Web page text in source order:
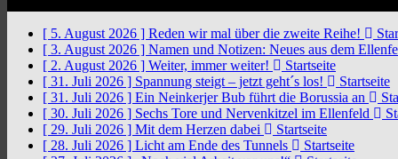
[ 5. August 2026 ] Reden wir mal über die zweite Reihe!
[ 3. August 2026 ] Namen und Notizen: Neues aus dem
[ 2. August 2026 ] Weiter, immer weiter!
Startseite
[ 31. Juli 2026 ] Spannung steigt – jetzt geht´s los!
Startseite
[ 31. Juli 2026 ] Ein Neinkerjer Bub führt die Borussia an
[ 30. Juli 2026 ] Sechs Tore und Nervenkitzel im Ellenfeld
[ 29. Juli 2026 ] Mit dem Herzen dabei
Startseite
[ 28. Juli 2026 ] Licht am Ende des Tunnels
Startseite